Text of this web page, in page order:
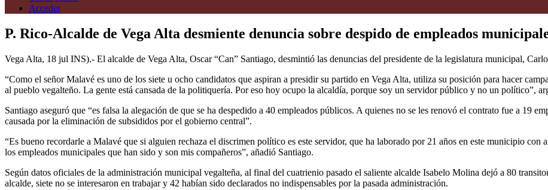
Acceder
P. Rico-Alcalde de Vega Alta desmiente denuncia sobre despido de empleados
Vega Alta, 18 jul INS).- El alcalde de Vega Alta, Oscar “Can” Santiago, desmintió las denuncias del presidente de la legislatura municipal,
“Como el señor Malavé es uno de los siete u ocho candidatos que aspiran a presidir su partido en Vega Alta, utiliza su posición para hacer
al pueblo vegalteño. La gente está cansada de la politiquería. Por eso hoy ocupo la alcaldía, porque soy un servidor público y no un político”,
Santiago aseguró que “es falsa la alegación de que se ha despedido a 40 empleados públicos. A quienes no se les renovó el contrato fue a 19
causada por la eliminación de subsididos por el gobierno central”.
“Es bueno recordarle a Malavé que si alguien rechaza el discrimen político es este servidor, que ha laborado por 21 años en este municipio con
los empleados municipales que han sido y son mis compañeros”, añadió Santiago.
Según datos oficiales de la administración municipal vegalteña, al final del cuatrienio pasado el saliente alcalde Isabelo Molina dejó a 80
alcalde, siete no se interesaron en trabajar y 42 habían sido declarados no indispensables por la pasada administración.